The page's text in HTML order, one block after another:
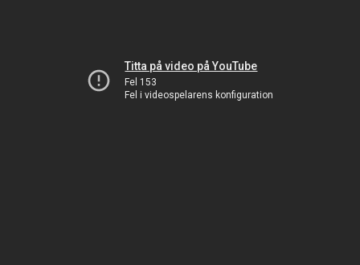
Titta på video på YouTube
Fel 153
Fel i videospelarens konfiguration